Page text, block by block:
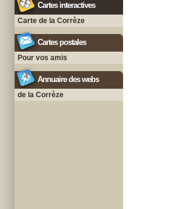
Cartes interactives
Carte de la Corrèze
Cartes postales
Pour vos amis
Annuaire des webs
de la Corrèze